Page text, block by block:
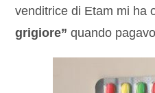
venditrice di Etam mi ha
grigiore” quando